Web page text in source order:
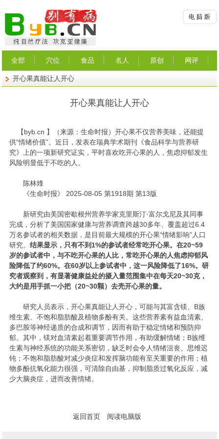
全部 穴位 食品 名人 原创 网评
开心果真能让人开心
开心果真能让人开心
【byb.cn 】（来源：生命时报）开心果不仅营养美味，还能提
供“情绪价值”。近日，发表在瑞典学术期刊《食品科学与营养研
究》上的一项新研究证实，平时喜欢吃开心果的人，焦虑抑郁发生
风险明显低于不吃的人。
陈林烽
《生命时报》 2025-08-05 第1918期 第13版
新研究由美国密歇根州营养学家克里斯汀·富尔戈尼及其同事
完成，分析了美国国家健康与营养调查跨越30多年、覆盖超过6.4
万名参试者的相关数据，是目前最大规模的开心果“情绪影响”人口
研究。结果显示，只有不到1%的参试者经常吃开心果。在20~59
岁的参试者中，与不吃开心果的人比，常吃开心果的人焦虑抑郁风
险降低了约60%。在60岁以上参试者中，这一风险降低了16%。研
究者观察到，有显著健康益处的摄入量范围集中在每天20~30克，
大约是用手抓一小把（20~30颗）去壳开心果的量。
研究人员表示，开心果真能让人开心，可能与其富含镁、B族
维生素、不饱和脂肪酸及植物多酚有关。这些营养素有益血清素、
多巴胺等神经递质的合成和调节，因而有助于稳定情绪和预防抑
郁。其中，镁对血清素起着重要调节作用，有助缓解情绪；B族维
生素与神经系统的功能关系密切，缺乏时会令人情绪沮丧、思维迟
钝；不饱和脂肪酸对减少炎症和发挥脑功能有至关重要的作用；植
物多酚抗氧化能力很强，可清除自由基，抑制脂质过氧化反应，减
少大脑炎症，进而改善情绪。
返回首页 阅读电脑版